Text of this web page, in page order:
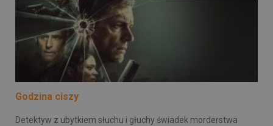
Godzina ciszy
Detektyw z ubytkiem słuchu i głuchy świadek morderstwa